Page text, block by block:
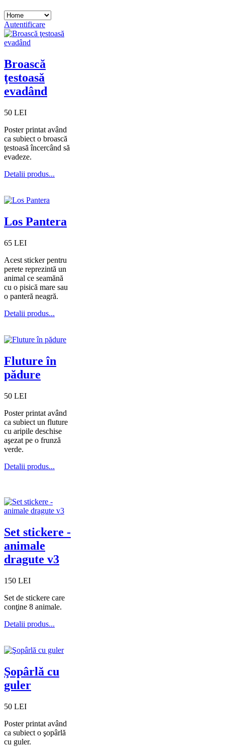
Autentificare
Broască
ţestoasă
evadând
50 LEI
Poster printat având
ca subiect o broască
ţestoasă încercând să
evadeze.
Detalii produs...
Los Pantera
65 LEI
Acest sticker pentru
perete reprezintă un
animal ce seamănă
cu o pisică mare sau
o panteră neagră.
Detalii produs...
Fluture în
pădure
50 LEI
Poster printat având
ca subiect un fluture
cu aripile deschise
aşezat pe o frunză
verde.
Detalii produs...
Set stickere -
animale
dragute v3
150 LEI
Set de stickere care
conţine 8 animale.
Detalii produs...
Şopârlă cu
guler
50 LEI
Poster printat având
ca subiect o şopârlă
cu guler.